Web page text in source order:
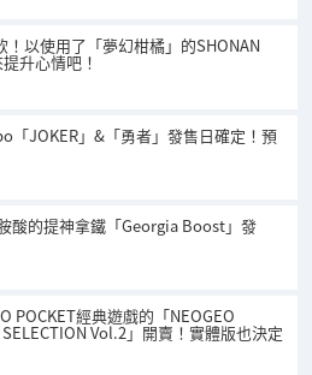
！以使用了「夢幻柑橘」的SHONAN
升心情吧！
「JOKER」&「勇者」發售日確定！預
酸的提神拿鐵「Georgia Boost」發
POCKET經典遊戲的「NEOGEO
SELECTION Vol.2」開賣！實體版也決定